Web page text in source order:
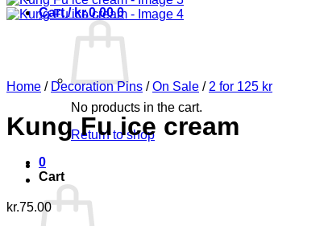
Cart /kr.0.00 0
No products in the cart.
Return to shop
0
Cart
Home / Decoration Pins / On Sale / 2 for 125 kr
Kung Fu ice cream
kr.75.00